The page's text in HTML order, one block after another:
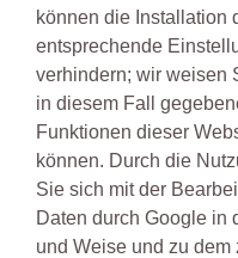
können die Installation
entsprechende
verhindern; wir weisen
in diesem Fall
Funktionen dieser
können. Durch die
Sie sich mit der
Daten durch Google in
und Weise und zu